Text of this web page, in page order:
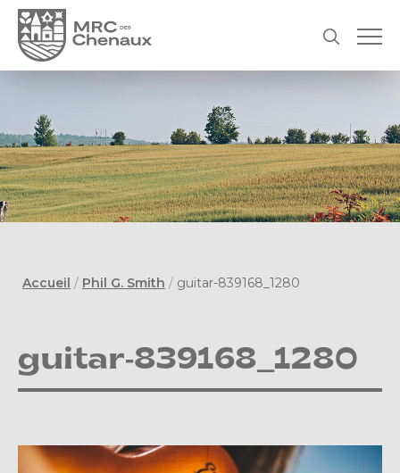
Accueil / Phil G. Smith / guitar-839168_1280
guitar-839168_1280